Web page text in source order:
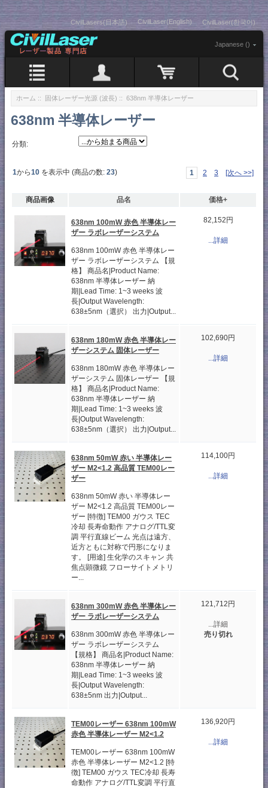
CivilLasers(日本語) CivilLaser(English) CivilLaser(한국어)
Japanese ()
ホーム :: 固体レーザー光源 (波長) :: 638nm 半導体レーザー
638nm 半導体レーザー
分類:
1から10 を表示中 (商品の数: 23) 1 2 3 [次へ >>]
商品画像 品名 価格+
638nm 100mW 赤色 半導体レー
ザー ラボレーザーシステム
638nm 100mW 赤色 半導体レー
ザー ラボレーザーシステム 【規
格】 商品名|Product Name:
638nm 半導体レーザー 納
期|Lead Time: 1~3 weeks 波
長|Output Wavelength:
638±5nm（選択） 出力|Output...
82,152円
...詳細
638nm 180mW 赤色 半導体レー
ザーシステム 固体レーザー
638nm 180mW 赤色 半導体レー
ザーシステム 固体レーザー 【規
格】 商品名|Product Name:
638nm 半導体レーザー 納
期|Lead Time: 1~3 weeks 波
長|Output Wavelength:
638±5nm（選択） 出力|Output...
102,690円
...詳細
638nm 50mW 赤い 半導体レー
ザー M2<1.2 高品質 TEM00レー
ザー
638nm 50mW 赤い 半導体レー
ザー M2<1.2 高品質 TEM00レー
ザー [特徴] TEM00 ガウス TEC
冷却 長寿命動作 アナログ/TTL変
調 平行直線ビーム 光点は遠方、
近方ともに対称で円形になりま
す。 [用途] 生化学のスキャン 共
焦点顕微鏡 フローサイトメトリ
ー...
114,100円
...詳細
638nm 300mW 赤色 半導体レー
ザー ラボレーザーシステム
638nm 300mW 赤色 半導体レー
ザー ラボレーザーシステム
【規格】 商品名|Product Name:
638nm 半導体レーザー 納
期|Lead Time: 1~3 weeks 波
長|Output Wavelength:
638±5nm 出力|Output...
121,712円
...詳細
売り切れ
TEM00レーザー 638nm 100mW
赤色 半導体レーザー M2<1.2
TEM00レーザー 638nm 100mW
赤色 半導体レーザー M2<1.2 [特
徴] TEM00 ガウス TEC冷却 長寿
命動作 アナログ/TTL変調 平行直
136,920円
...詳細